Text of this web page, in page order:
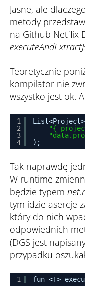
Jasne, ale
metody
na Github Netflix
Teoretycznie
kompilator nie
wszystko jest ok.
1
2
3
4
List<Project>
"{
);
Tak naprawdę
W runtime
będzie typem
tym idzie asercje
który do nich
odpowiednich
(DGS jest
przypadku
1 fun <T>